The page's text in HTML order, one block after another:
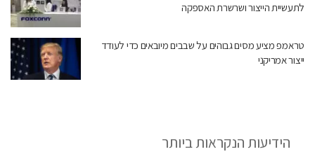
לתעשיית הייצור ושרשרת האספקה
טראמפ מציע מסים גבוהים על שבבים מיובאים כדי לעודד
ייצור אמריקני
הידיעות הנקראות ביותר